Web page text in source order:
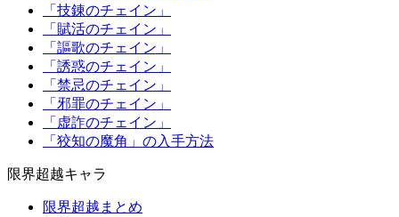
「技錬のチェイン」
「賦活のチェイン」
「謳歌のチェイン」
「誘惑のチェイン」
「禁忌のチェイン」
「邪罪のチェイン」
「虚詐のチェイン」
「狡知の魔角」の入手方法
限界超越キャラ
限界超越まとめ